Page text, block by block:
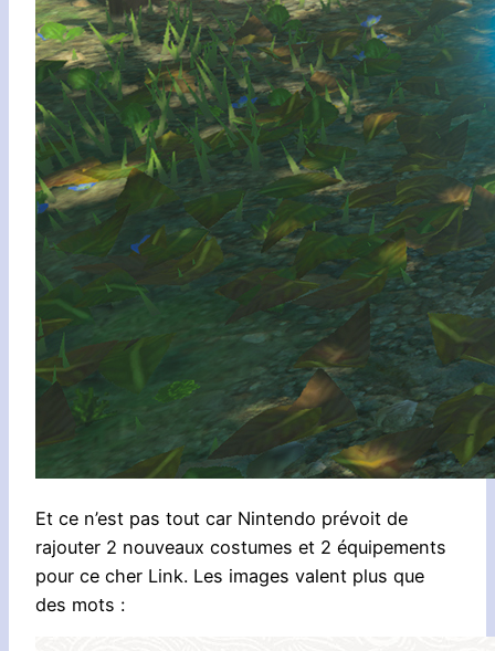
Et ce n’est pas tout car Nintendo prévoit de
rajouter 2 nouveaux costumes et 2 équipements
pour ce cher Link. Les images valent plus que
des mots :